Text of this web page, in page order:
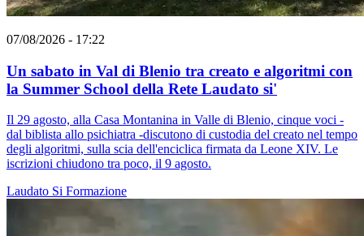
07/08/2026 - 17:22
Un sabato in Val di Blenio tra creato e algoritmi con
la Summer School della Rete Laudato si'
Il 29 agosto, alla Casa Montanina in Valle di Blenio, cinque voci -
dal biblista allo psichiatra -discutono di custodia del creato nel tempo
degli algoritmi, sulla scia dell'enciclica firmata da Leone XIV. Le
iscrizioni chiudono tra poco, il 9 agosto.
Laudato Si Formazione